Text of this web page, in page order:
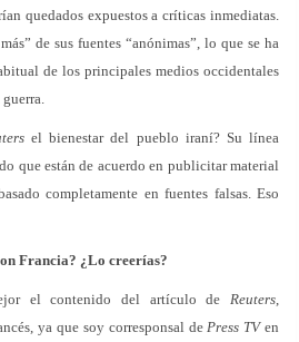
quedados expuestos a críticas inmediatas.
de sus fuentes “anónimas”, lo que se ha
de los principales medios occidentales
el bienestar del pueblo iraní? Su línea
que están de acuerdo en publicitar material
completamente en fuentes falsas. Eso
Francia? ¿Lo creerías?
el contenido del artículo de Reuters,
ya que soy corresponsal dePress TVen